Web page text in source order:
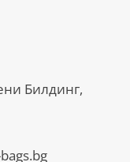
Билдинг,